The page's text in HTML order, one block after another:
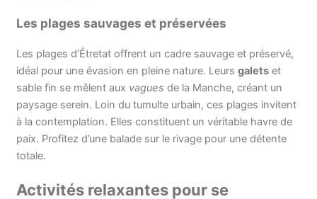
Les plages sauvages et préservées
Les plages d’Étretat offrent un cadre sauvage et préservé,
idéal pour une évasion en pleine nature. Leurs galetset
sable fin se mêlent aux vagues de la Manche, créant un
paysage serein. Loin du tumulte urbain, ces plages invitent
à la contemplation. Elles constituent un véritable havre de
paix. Profitez d’une balade sur le rivage pour une détente
totale.
Activités relaxantes pour se